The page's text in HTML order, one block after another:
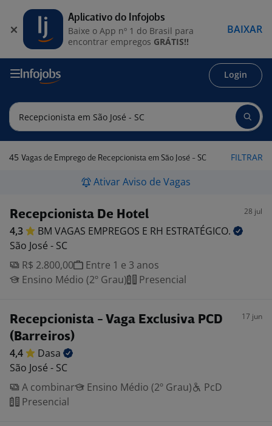
Login
45 Vagas de Emprego de Recepcionista em São José - SC FILTRAR
Ativar Aviso de Vagas
Recepcionista De Hotel 28 jul
4,3 BM VAGAS EMPREGOS E RH ESTRATÉGICO.
São José - SC
R$ 2.800,00
Entre 1 e 3 anos
Ensino Médio (2º Grau)
Presencial
Recepcionista - Vaga Exclusiva PCD
(Barreiros)
17 jun
4,4
Dasa
São José - SC
A combinar
Ensino Médio (2º Grau)
PcD
Presencial
Aplicativo do Infojobs
Baixe o App nº 1 do Brasil para
encontrar empregos GRÁTIS!!
BAIXAR